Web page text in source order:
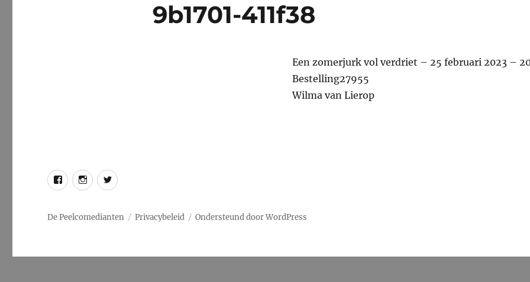
9b1701-411f38
Een zomerjurk vol verdriet – 25 februari 2023 –
Bestelling27955
Wilma van Lierop
FacebookInstagram
Twitter
De Peelcomedianten Privacybeleid Ondersteund door WordPress